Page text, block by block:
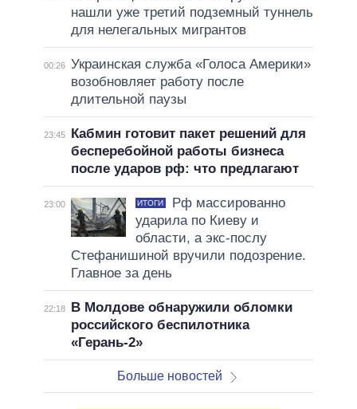
нашли уже третий подземный туннель
для нелегальных мигрантов
00:26 Украинская служба «Голоса Америки»
возобновляет работу после
длительной паузы
23:45
Кабмин готовит пакет решений для
бесперебойной работы бизнеса
после ударов рф: что предлагают
23:00 ИТОГИ
Рф массированно
ударила по Киеву и
области, а экс-послу
Стефанишиной вручили подозрение.
Главное за день
22:18
В Молдове обнаружили обломки
российского беспилотника
«Герань-2»
Больше новостей